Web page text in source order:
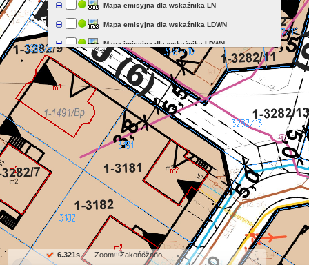
6.321s Zoom Zakończono
Mapa emisyjna dla wskaźnika LN
Mapa emisyjna dla wskaźnika LDWN
Mapa imisyjna dla wskaźnika LDWN
Mapa imisyjna dla wskaźnika LN
Mapa wrażliwości hałasowej obszarów dla wskaźnika LDWN
Mapa wrażliwości hałasowej obszarów dla wskaźnika LN
Mapa terenów zagrożonych hałasem dla wskaźnika LN
Mapa terenów zagrożonych hałasem dla wskaźnika LDWN
Jednolite części wód
Wstępna ocena ryzyka powodziowego
Mapa zagrożenia powodziowego
Jednostki statystyczne (BREC 2017)
Maksymalny kwalifikowalny obszar
Obiekty pokrycia terenu